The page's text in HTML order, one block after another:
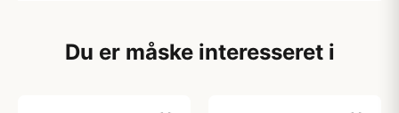
Du er måske interesseret i